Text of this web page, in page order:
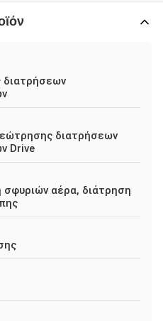
διατρήσεων
Drive
αέρα, διάτρηση